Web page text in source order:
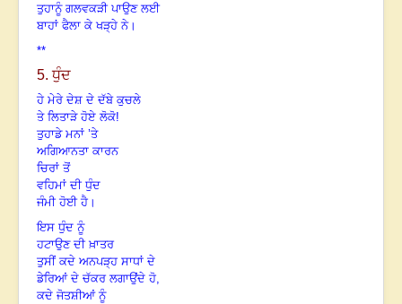
ਤੁਹਾਨੂੰ ਗਲਵਕੜੀ ਪਾਉਣ ਲਈ
ਬਾਹਾਂ ਫੈਲਾ ਕੇ ਖੜ੍ਹੇ ਨੇ।
**
5. ਧੁੰਦ
ਹੇ ਮੇਰੇ ਦੇਸ਼ ਦੇ ਦੱਬੇ ਕੁਚਲੇ
ਤੇ ਲਿਤਾੜੇ ਹੋਏ ਲੋਕੋ!
ਤੁਹਾਡੇ ਮਨਾਂ ’ਤੇ
ਅਗਿਆਨਤਾ ਕਾਰਨ
ਚਿਰਾਂ ਤੋਂ
ਵਹਿਮਾਂ ਦੀ ਧੁੰਦ
ਜੰਮੀ ਹੋਈ ਹੈ।
ਇਸ ਧੁੰਦ ਨੂੰ
ਹਟਾਉਣ ਦੀ ਖ਼ਾਤਰ
ਤੁਸੀਂ ਕਦੇ ਅਨਪੜ੍ਹ ਸਾਧਾਂ ਦੇ
ਡੇਰਿਆਂ ਦੇ ਚੱਕਰ ਲਗਾਉਂਦੇ ਹੋ,
ਕਦੇ ਜੋਤਸ਼ੀਆਂ ਨੂੰ